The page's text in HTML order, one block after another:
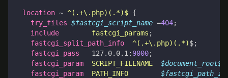
location ~ ^(.+\.php)(.*)$ {
try_files $fastcgi_script_name =404;
include
fastcgi_params ;
fastcgi_split_path_info
^(.+\.php)(.*)$;
fastcgi_pass
127.0.0.1 : 9000;
fastcgi_param
SCRIPT_FILENAME
fastcgi_param
PATH_INFO